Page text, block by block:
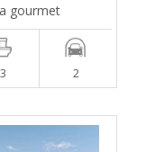
gourmet
3 2